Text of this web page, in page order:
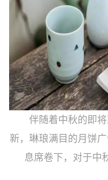
伴随着中秋的即将
新，琳琅满目的月饼
息席卷下，对于中